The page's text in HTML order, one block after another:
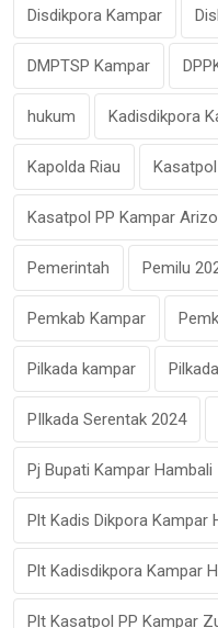
Disdikpora Kampar
DMPTSP Kampar
hukum Kadisdikpora
Kapolda Riau
Kasatpol PP Kampar
Pemerintah Pemilu
Pemkab Kampar
Pilkada kampar
PIlkada Serentak 2024
Pj Bupati Kampar Hambali
Plt Kadis Dikpora Kampar
Plt Kadisdikpora Kampar
Plt Kasatpol PP Kampar